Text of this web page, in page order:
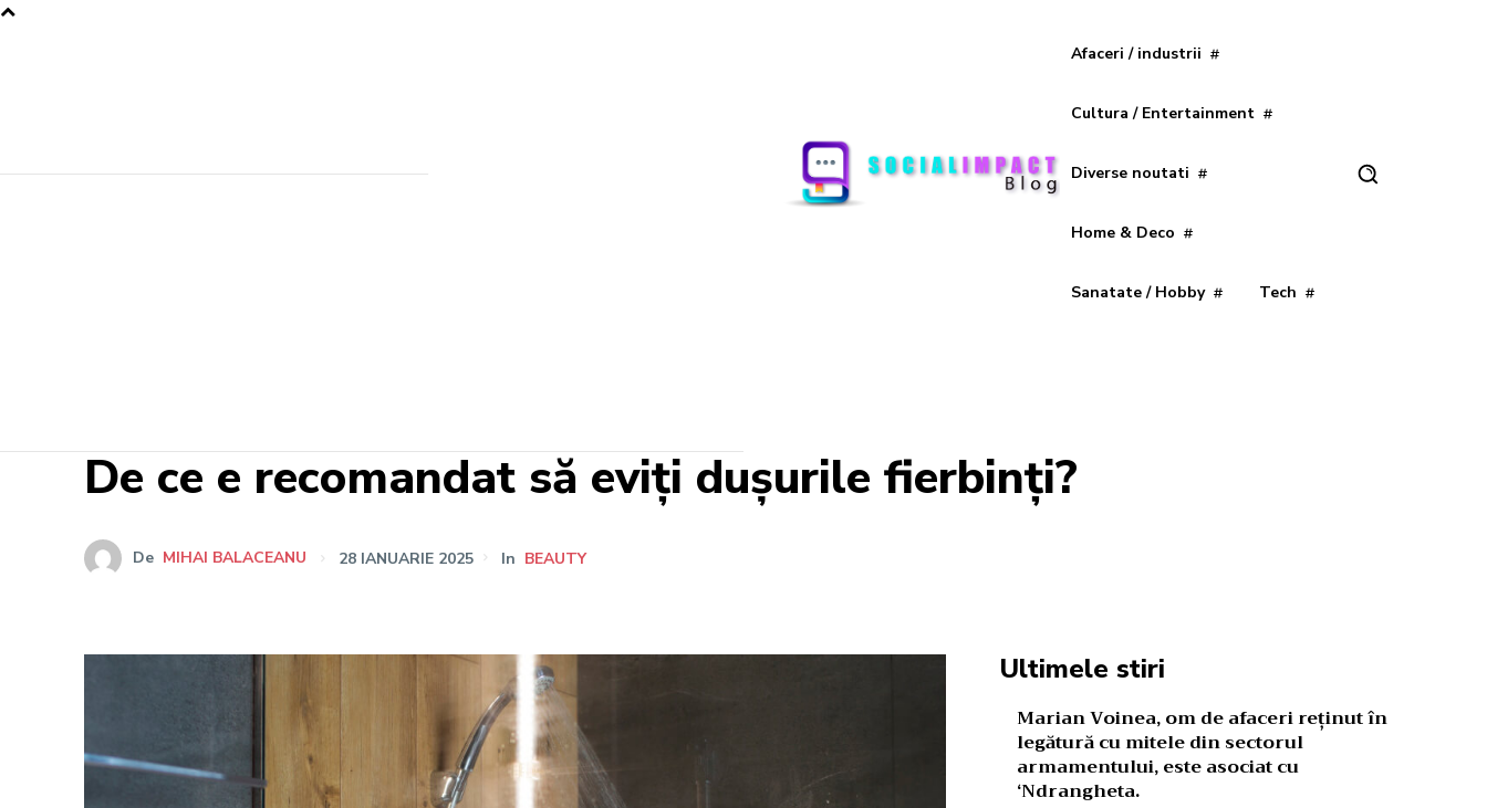
Afaceri / industrii
Cultura / Entertainment
Diverse noutati
Home & Deco
Sanatate / Hobby Tech
De ce e recomandat să eviți dușurile fierbinți?
De MIHAI BALACEANU 28 IANUARIE 2025 In BEAUTY
Ultimele stiri
Marian Voinea, om de afaceri reținut în
legătură cu mitele din sectorul
armamentului, este asociat cu
‘Ndrangheta.